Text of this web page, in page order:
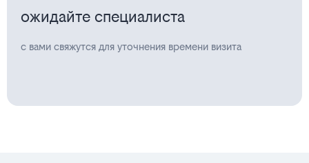
ожидайте специалиста
с вами свяжутся для уточнения времени визита